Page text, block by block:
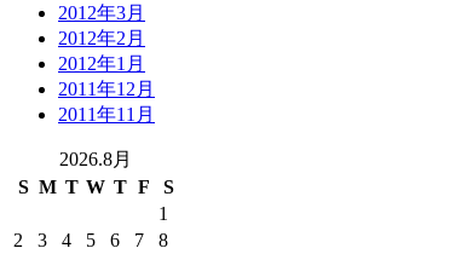
2012年3月
2012年2月
2012年1月
2011年12月
2011年11月
2026.8月
S M T W T F
S
1
2
3 4 5 6 7
8